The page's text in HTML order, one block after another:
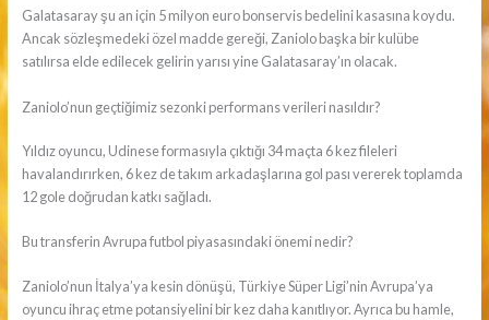
Galatasaray şu an için 5 milyon euro bonservis bedelini kasasına koydu.
Ancak sözleşmedeki özel madde gereği, Zaniolo başka bir kulübe
satılırsa elde edilecek gelirin yarısı yine Galatasaray’ın olacak.
Zaniolo’nun geçtiğimiz sezonki performans verileri nasıldır?
Yıldız oyuncu, Udinese formasıyla çıktığı 34 maçta 6 kez fileleri
havalandırırken, 6 kez de takım arkadaşlarına gol pası vererek toplamda
12 gole doğrudan katkı sağladı.
Bu transferin Avrupa futbol piyasasındaki önemi nedir?
Zaniolo’nun İtalya’ya kesin dönüşü, Türkiye Süper Ligi’nin Avrupa’ya
oyuncu ihraç etme potansiyelini bir kez daha kanıtlıyor. Ayrıca bu hamle,